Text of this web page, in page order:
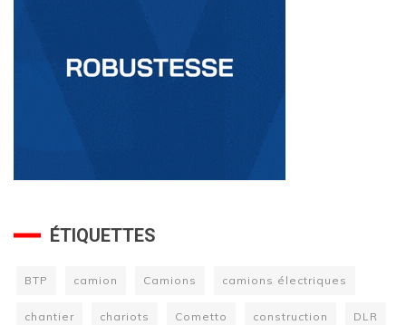
ÉTIQUETTES
BTP camion Camions camions électriques
chantier chariots Cometto construction DLR